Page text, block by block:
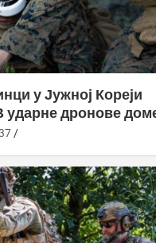
у Јужној Кореји
дронове